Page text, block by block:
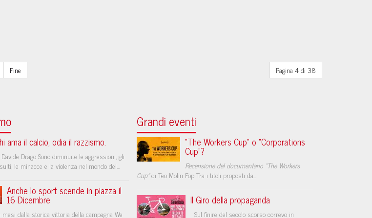
Pagina 4 di 38
Fine
ama il calcio, odia il razzismo.
Drago Sono diminuite le aggressioni, gli
le minacce e la violenza nel mondo del...
Anche lo sport scende in piazza il
16 Dicembre
dalla storica vittoria della campagna We
Grandi eventi
"The Workers Cup" o "Corporations
Cup"?
Recensione del documentario "The Workers
Cup"di Teo Molin Fop Tra i titoli proposti da...
Il Giro della propaganda
Sul finire del secolo scorso correvo in